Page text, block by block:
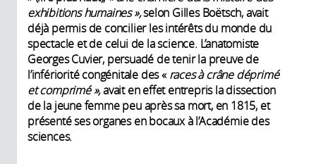
exhibitions humaines »,selon Gilles Boëtsch, avait
déjà permis de concilier les intérêts du monde du
spectacle et de celui de la science. L’anatomiste
Georges Cuvier, persuadé de tenir la preuve de
l’infériorité congénitale des «races à crâne déprimé
et comprimé »,avait en effet entrepris la dissection
de la jeune femme peu après sa mort, en 1815, et
présenté ses organes en bocaux à l’Académie des
sciences.